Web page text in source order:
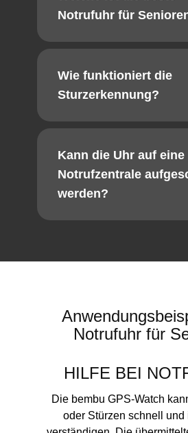
Notrufuhr für
Wie funktioniert die
Sturzerkennung?
Kann die Uhr auf eine
Notrufzentrale
werden?
Notrufuhr für
HILFE BEI
Die bembu GPS-Watch
oder Stürzen schnell